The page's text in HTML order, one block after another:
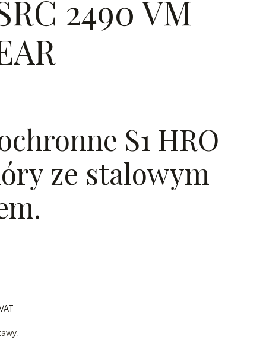
2490 VM
S1 HRO
ze stalowym